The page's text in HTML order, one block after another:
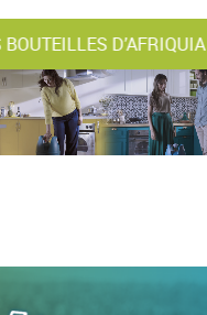
D’AFRIQUIA GAZ